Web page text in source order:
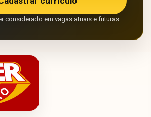
considerado em vagas atuais e futuras.